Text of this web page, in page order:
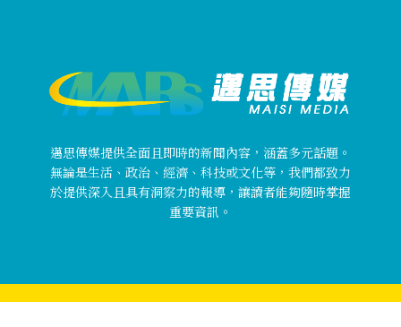
邁思傳媒提供全面且即時的新聞內容，涵蓋多元話題。
無論是生活、政治、經濟、科技或文化等，我們都致力
於提供深入且具有洞察力的報導，讓讀者能夠隨時掌握
重要資訊。